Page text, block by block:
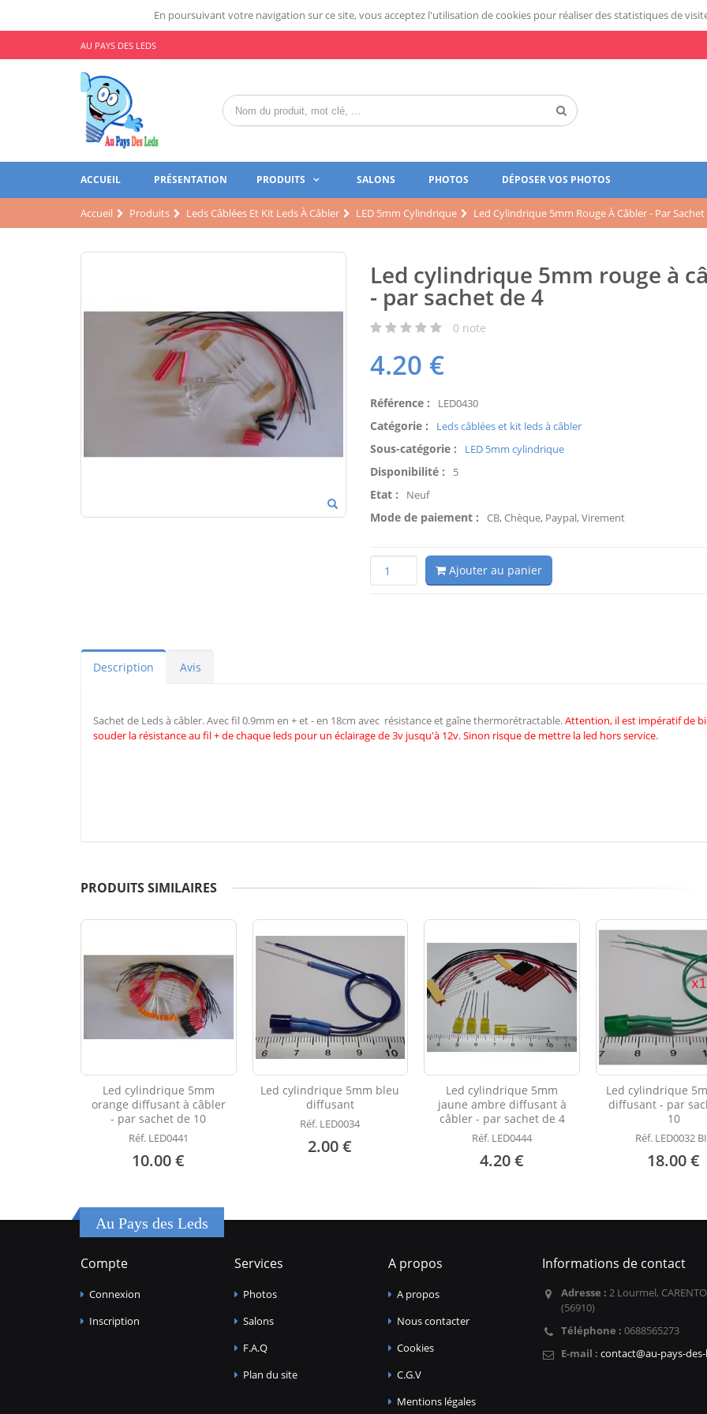
En poursuivant votre navigation sur ce site, vous acceptez l'utilisation de cookies pour réaliser des statistiques de
AU PAYS DES LEDS
ACCUEIL PRÉSENTATION PRODUITS SALONS PHOTOS DÉPOSER VOS PHOTOS
Accueil Produits Leds Câblées Et Kit Leds À Câbler LED 5mm Cylindrique Led Cylindrique 5mm Rouge À Câbler - Par Sachet
Led cylindrique 5mm rouge à
- par sachet de 4
0 note
4.20 €
Référence : LED0430
Catégorie : Leds câblées et kit leds à câbler
Sous-catégorie : LED 5mm cylindrique
Disponibilité : 5
Etat : Neuf
Mode de paiement : CB, Chèque, Paypal, Virement
Ajouter au panier
Description Avis
Sachet de Leds à câbler. Avec fil 0.9mm en + et - en 18cm avec résistance et gaîne thermorétractable.Attention, il est impératif de
souder la résistance au fil + de chaque leds pour un éclairage de 3v jusqu'à 12v. Sinon risque de mettre la led hors service.
PRODUITS SIMILAIRES
Led cylindrique 5mm
orange diffusant à câbler
- par sachet de 10
Réf. LED0441
10.00 €
Led cylindrique 5mm bleu
diffusant
Réf. LED0034
2.00 €
Led cylindrique 5mm
jaune ambre diffusant à
câbler - par sachet de 4
Réf. LED0444
4.20 €
Led cylindrique
diffusant - par
10
Réf. LED0032
18.00 €
Au Pays des Leds
Compte
Connexion
Inscription
Services
Photos
Salons
F.A.Q
Plan du site
A propos
A propos
Nous contacter
Cookies
C.G.V
Mentions légales
Informations de contact
Adresse : 2 Lourmel,
(56910)
Téléphone : 0688565273
E-mail : contact@au-pays-